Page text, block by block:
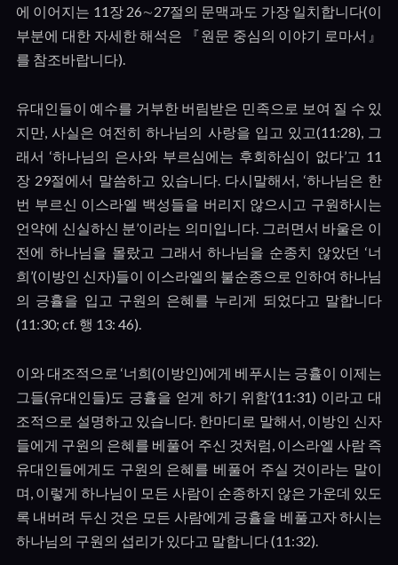
에 이어지는 11장 26∼27절의 문맥과도 가장 일치합니다(이
부분에 대한 자세한 해석은 『원문 중심의 이야기 로마서』
를 참조바랍니다).
유대인들이 예수를 거부한 버림받은 민족으로 보여 질 수 있
지만,사실은 여전히 하나님의 사랑을 입고 있고(11:28), 그
래서 ‘하나님의 은사와 부르심에는 후회하심이 없다’고 11
장 29절에서 말씀하고 있습니다. 다시말해서, ‘하나님은 한
번 부르신 이스라엘 백성들을 버리지 않으시고 구원하시는
언약에 신실하신 분’이라는 의미입니다. 그러면서 바울은 이
전에 하나님을 몰랐고 그래서 하나님을 순종치 않았던‘너
희’(이방인 신자)들이 이스라엘의 불순종으로 인하여 하나님
의 긍휼을 입고 구원의 은혜를 누리게 되었다고 말합니다
(11:30; cf. 행 13: 46).
이와 대조적으로 ‘너희(이방인)에게 베푸시는 긍휼이 이제는
그들(유대인들) 도 긍휼을 얻게 하기 위함’(11:31) 이라고 대
조적으로 설명하고 있습니다. 한마디로 말해서, 이방인 신자
들에게 구원의 은혜를 베풀어 주신 것처럼, 이스라엘 사람 즉
유대인들에게도 구원의 은혜를 베풀어 주실 것이라는 말이
며, 이렇게 하나님이 모든 사람이 순종하지 않은 가운데 있도
록 내버려 두신 것은 모든 사람에게 긍휼을 베풀고자 하시는
하나님의 구원의 섭리가 있다고 말합니다(11:32).